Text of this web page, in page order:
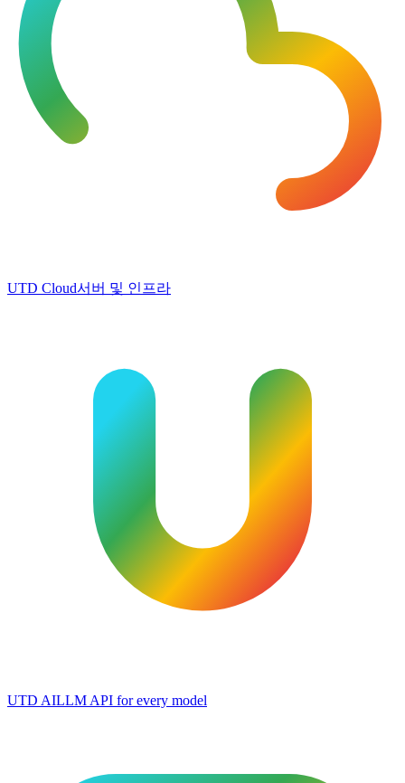
UTD Cloud서버 및 인프라
UTD AILLM API for every model